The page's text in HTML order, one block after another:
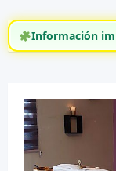
Información